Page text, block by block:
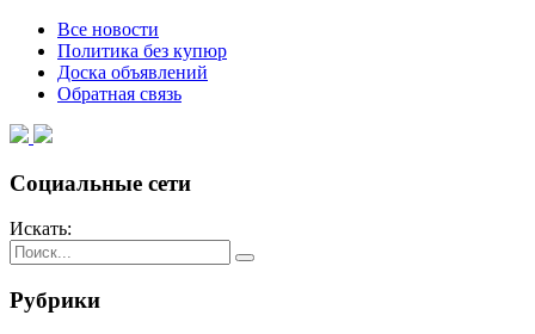
Все новости
Политика без купюр
Доска объявлений
Обратная связь
Социальные сети
Искать:
Рубрики